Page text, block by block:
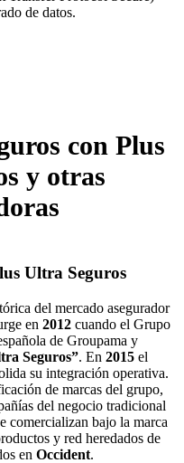
de datos.
con Plus
y otras
Ultra Seguros
del mercado asegurador
en 2012 cuando el Grupo
de Groupama y
Seguros”. En 2015 el
su integración operativa.
de marcas del grupo,
del negocio tradicional
comercializan bajo la marca
y red heredados de
en Occident.